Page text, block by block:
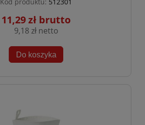
11,29 zł
9,18 zł
Do koszyka